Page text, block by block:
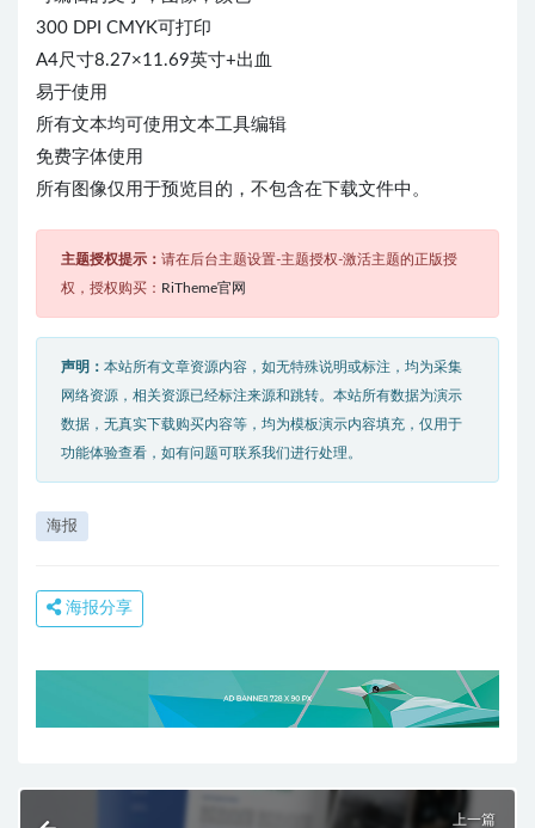
300 DPI CMYK可打印
A4尺寸8.27×11.69英寸+出血
易于使用
所有文本均可使用文本工具编辑
免费字体使用
所有图像仅用于预览目的，不包含在下载文件中。
主题授权提示： 请在后台主题设置-主题授权-激活主题的正版授
权，授权购买： RiTheme官网
声明： 本站所有文章资源内容，如无特殊说明或标注，均为采集
网络资源，相关资源已经标注来源和跳转。本站所有数据为演示
数据，无真实下载购买内容等，均为模板演示内容填充，仅用于
功能体验查看，如有问题可联系我们进行处理。
海报
海报分享
上一篇